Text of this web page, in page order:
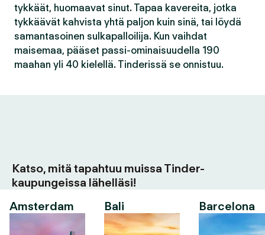
tykkäät, huomaavat sinut. Tapaa kavereita, jotka
tykkäävät kahvista yhtä paljon kuin sinä, tai löydä
samantasoinen sulkapalloilija. Kun vaihdat
maisemaa, pääset passi-ominaisuudella 190
maahan yli 40 kielellä. Tinderissä se onnistuu.
Katso, mitä tapahtuu muissa Tinder-
kaupungeissa lähelläsi!
Amsterdam
Bali Barcelona